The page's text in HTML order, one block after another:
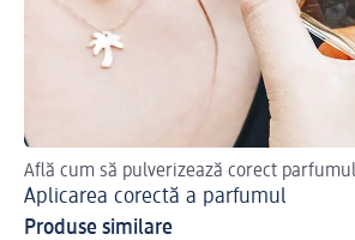
Află cum să pulverizează corect parfumul
Aplicarea corectă a parfumul
Produse similare